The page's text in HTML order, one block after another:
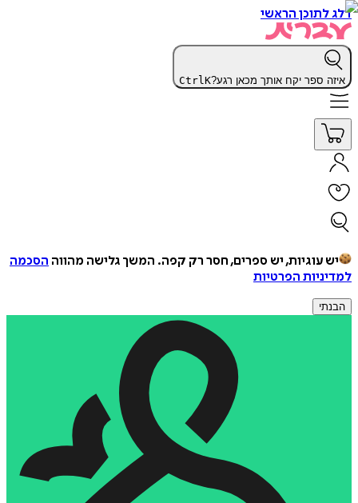
דלג לתוכן הראשי
איזה ספר יקח אותך מכאן רגע? CtrlK
יש עוגיות, יש ספרים, חסר רק קפה. המשך גלישה מהווה הסכמה
למדיניות הפרטיות
הבנתי